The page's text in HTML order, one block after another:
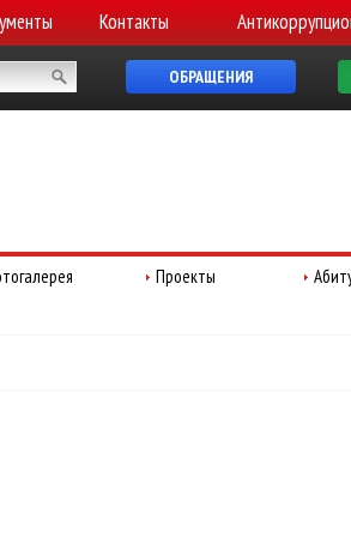
Контакты
ОБРАЩЕНИЯ
Проекты